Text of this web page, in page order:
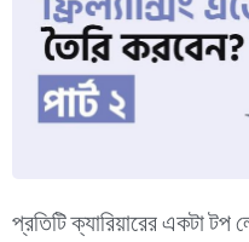
প্রতিটি ক্যারিয়ারের একটা টপ